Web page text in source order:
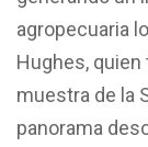
agropecuaria
Hughes,
muestra de la
panorama